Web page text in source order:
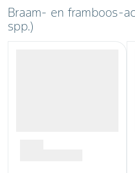
Braam- en framboos-
spp.)